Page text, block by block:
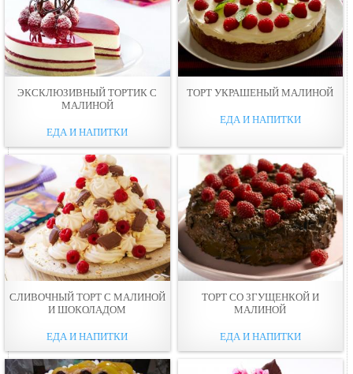
ЭКСКЛЮЗИВНЫЙ ТОРТИК С
МАЛИНОЙ
ЕДА И НАПИТКИ
ТОРТ УКРАШЕНЫЙ МАЛИНОЙ
ЕДА И НАПИТКИ
СЛИВОЧНЫЙ ТОРТ С МАЛИНОЙ
И ШОКОЛАДОМ
ЕДА И НАПИТКИ
ТОРТ СО ЗГУЩЕНКОЙ И
МАЛИНОЙ
ЕДА И НАПИТКИ